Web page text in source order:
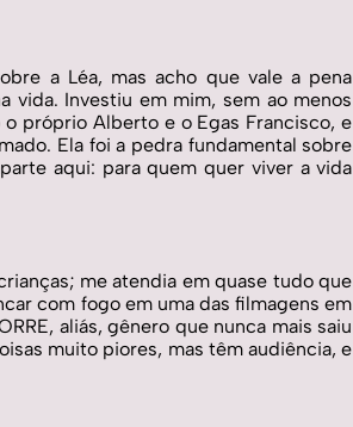
a Léa, mas acho que vale a pena
Investiu em mim, sem ao menos
próprio Alberto e o Egas Francisco, e
Ela foi a pedra fundamental sobre
aqui: para quem quer viver a vida
me atendia em quase tudo que
com fogo em uma das filmagens em
aliás, gênero que nunca mais saiu
muito piores, mas têm audiência, e